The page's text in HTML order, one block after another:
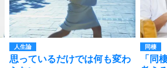
人生論
思っているだけでは何も変わ
同棲
「同